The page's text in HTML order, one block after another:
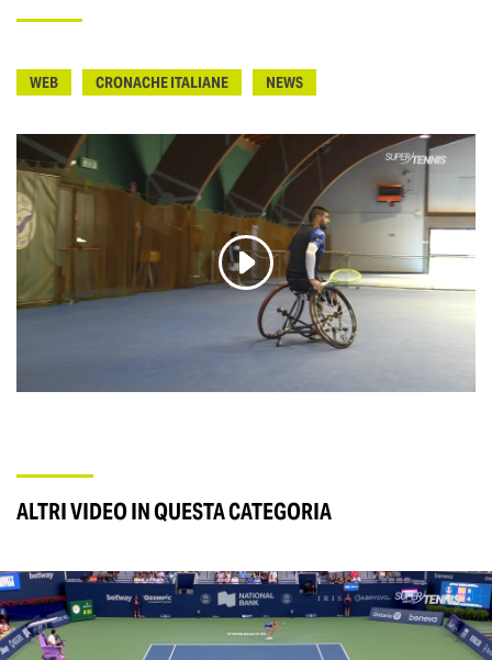
WEB CRONACHE ITALIANE NEWS
ALTRI VIDEO IN QUESTA CATEGORIA